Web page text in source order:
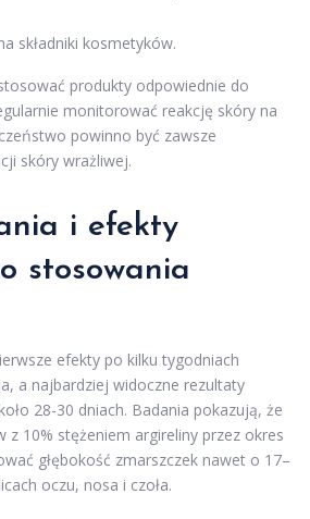
składniki kosmetyków.
produkty odpowiednie do
monitorować reakcję skóry na
powinno być zawsze
skóry wrażliwej.
i efekty
stosowania
efekty po kilku tygodniach
a najbardziej widoczne rezultaty
28-30 dniach. Badania pokazują, że
z 10% stężeniem argireliny przez okres
głębokość zmarszczek nawet o 17–
oczu, nosa i czoła.